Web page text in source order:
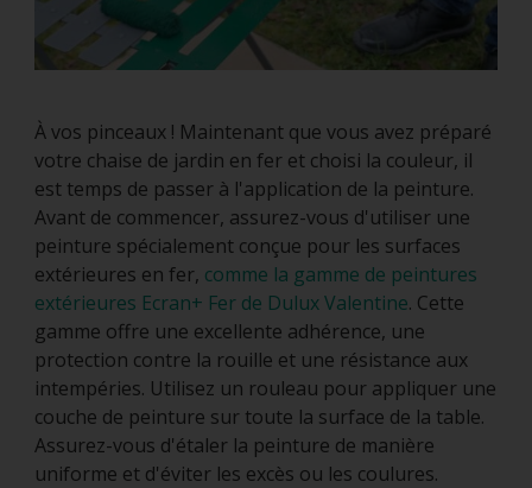
À vos pinceaux ! Maintenant que vous avez préparé
votre chaise de jardin en fer et choisi la couleur, il
est temps de passer à l'application de la peinture.
Avant de commencer, assurez-vous d'utiliser une
peinture spécialement conçue pour les surfaces
extérieures en fer, comme la gamme de peintures
extérieures Ecran+ Fer de Dulux Valentine. Cette
gamme offre une excellente adhérence, une
protection contre la rouille et une résistance aux
intempéries. Utilisez un rouleau pour appliquer une
couche de peinture sur toute la surface de la table.
Assurez-vous d'étaler la peinture de manière
uniforme et d'éviter les excès ou les coulures.